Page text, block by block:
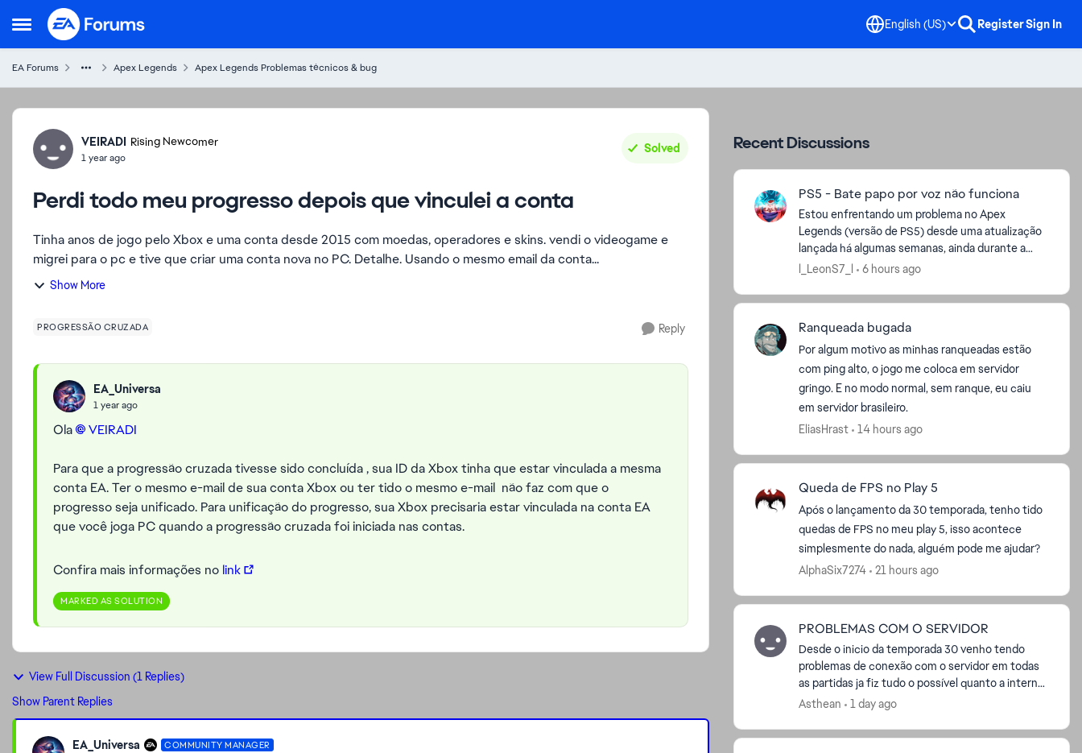
Open Side Menu
Skip to content English (US) RegisterSign In
EA Forums Apex Legends Apex Legends Problemas técnicos & bug
Forum Discussion
VEIRADI Rising Newcomer
1 year ago
Solved
Perdi todo meu progresso depois que vinculei a conta
Tinha anos de jogo pelo Xbox e uma conta desde 2015 com moedas, operadores e skins. vendi o videogame e
migrei para o pc e tive que criar uma conta nova no PC. Detalhe. Usando o mesmo email da conta...
Show More
PROGRESSÃO CRUZADA Reply
EA_Universa
1 year ago
Ola VEIRADI​
Para que a progressão cruzada tivesse sido concluída , sua ID da Xbox tinha que estar vinculada a mesma
conta EA. Ter o mesmo e-mail de sua conta Xbox ou ter tido o mesmo e-mail não faz com que o
progresso seja unificado. Para unificação do progresso, sua Xbox precisaria estar vinculada na conta EA
que você joga PC quando a progressão cruzada foi iniciada nas contas.
Confira mais informações no link
MARKED AS SOLUTION
View Full Discussion (1 Replies)
Show Parent Replies
EA_Universa COMMUNITY MANAGER
Recent Discussions
PS5 - Bate papo por voz não funciona
Estou enfrentando um problema no Apex
Legends (versão de PS5) desde uma atualização
lançada há algumas semanas, ainda durante a
temporada anterior. Ao abrir as configurações do
l_LeonS7_l 6 hours ago
Ranqueada bugada
Por algum motivo as minhas ranqueadas estão
com ping alto, o jogo me coloca em servidor
gringo. E no modo normal, sem ranque, eu caiu
em servidor brasileiro.
EliasHrast
14 hours ago
Queda de FPS no Play 5
Após o lançamento da 30 temporada, tenho tido
quedas de FPS no meu play 5, isso acontece
simplesmente do nada, alguém pode me ajudar?
AlphaSix7274
21 hours ago
PROBLEMAS COM O SERVIDOR
Desde o inicio da temporada 30 venho tendo
problemas de conexão com o servidor em todas
as partidas ja fiz tudo o possível quanto a internet
ja troquei dns nat aberta reiniciei modem e etc
Asthean 1 day ago